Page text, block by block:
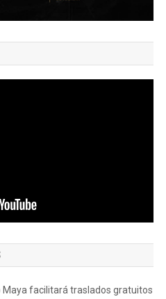
Maya facilitará traslados gratuitos